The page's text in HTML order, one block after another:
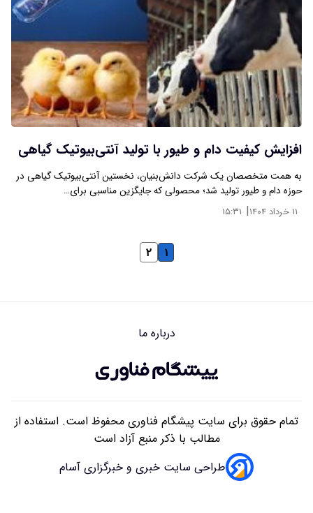
افزایش کیفیت دام و طیور با تولید آنتی‌بیوتیک گیاهی
به همت متخصصان یک شرکت دانش‌بنیان، نخستین آنتی‌بیوتیک گیاهی در
حوزه دام و طیور تولید شد؛ محصولی که جایگزین مناسبی برای…
۱۱ خرداد ۱۴۰۴ | ۱۵:۳۱
۱ ۲
درباره ما
تمام حقوق برای سایت پیشگام فناوری محفوظ است. استفاده از
مطالب با ذکر منبع آزاد است
طراحی سایت خبری و خبرگزاری آسام